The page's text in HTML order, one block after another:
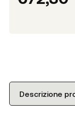
Descrizione